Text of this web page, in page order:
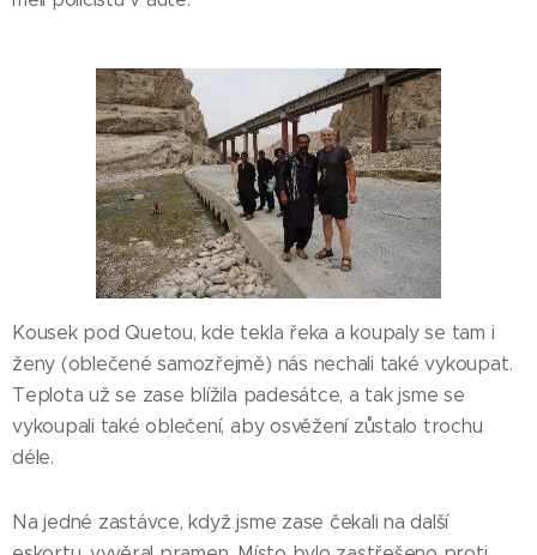
Kousek pod Quetou, kde tekla řeka a koupaly se tam i
ženy (oblečené samozřejmě) nás nechali také vykoupat.
Teplota už se zase blížila padesátce, a tak jsme se
vykoupali také oblečení, aby osvěžení zůstalo trochu
déle.
Na jedné zastávce, když jsme zase čekali na další